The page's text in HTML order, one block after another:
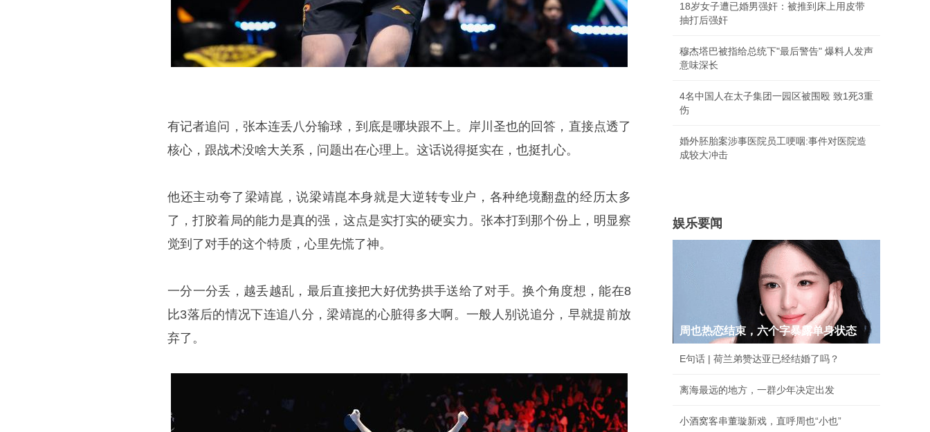
有记者追问，张本连丢八分输球，到底是哪块跟不上。岸川圣也的回答，直接点透了
核心，跟战术没啥大关系，问题出在心理上。这话说得挺实在，也挺扎心。
他还主动夸了梁靖崑，说梁靖崑本身就是大逆转专业户，各种绝境翻盘的经历太多
了，打胶着局的能力是真的强，这点是实打实的硬实力。张本打到那个份上，明显察
觉到了对手的这个特质，心里先慌了神。
一分一分丢，越丢越乱，最后直接把大好优势拱手送给了对手。换个角度想，能在8
比3落后的情况下连追八分，梁靖崑的心脏得多大啊。一般人别说追分，早就提前放
弃了。
18岁女子遭已婚男强奸：被推到床上用皮带
抽打后强奸
穆杰塔巴被指给总统下"最后警告" 爆料人发声
意味深长
4名中国人在太子集团一园区被围殴 致1死3重
伤
婚外胚胎案涉事医院员工哽咽:事件对医院造
成较大冲击
娱乐要闻
周也热恋结束，六个字暴露单身状态
E句话 | 荷兰弟赞达亚已经结婚了吗？
离海最远的地方，一群少年决定出发
小酒窝客串董璇新戏，直呼周也“小也”